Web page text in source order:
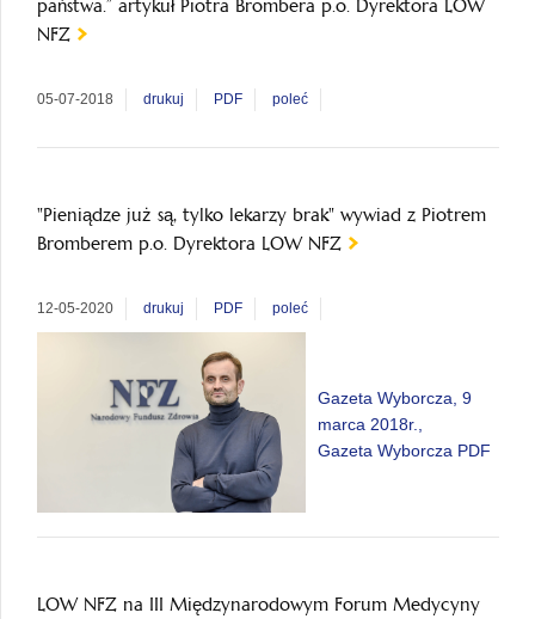
państwa.” artykuł Piotra Brombera p.o. Dyrektora LOW
NFZ
05-07-2018 drukuj PDF poleć
"Pieniądze już są, tylko lekarzy brak" wywiad z Piotrem
Bromberem p.o. Dyrektora LOW NFZ
12-05-2020 drukuj PDF poleć
Gazeta Wyborcza, 9
marca 2018r.,
Gazeta Wyborcza PDF
LOW NFZ na III Międzynarodowym Forum Medycyny